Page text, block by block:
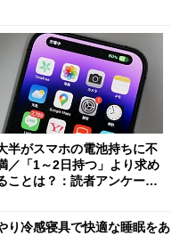
半がスマホの電池持ちに不
／「1～2日持つ」より求め
ことは？：読者アンケート
り冷感寝具で快適な睡眠をあ